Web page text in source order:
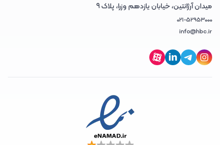
میدان آرژانتین، خیابان یازدهم وزرا، پلاک 9
021-52953000
info@hbc.ir